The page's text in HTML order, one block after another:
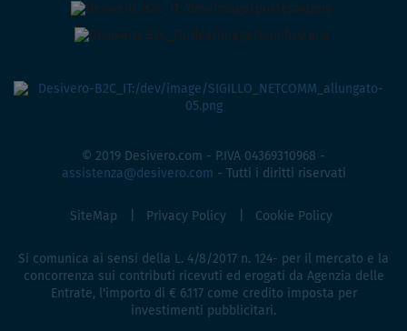
© 2019 Desivero.com - P.IVA 04369310968 -
assistenza@desivero.com - Tutti i diritti riservati
SiteMap Privacy Policy Cookie Policy
Si comunica ai sensi della L. 4/8/2017 n. 124- per il mercato e la
concorrenza sui contributi ricevuti ed erogati da Agenzia delle
Entrate, l'importo di € 6.117 come credito imposta per
investimenti pubblicitari.